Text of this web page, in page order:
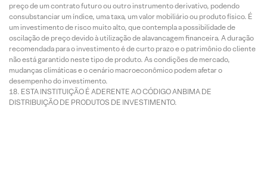
preço de um contrato futuro ou outro instrumento derivativo, podendo
consubstanciar um índice, uma taxa, um valor mobiliário ou produto físico. É
um investimento de risco muito alto, que contempla a possibilidade de
oscilação de preço devido à utilização de alavancagem financeira. A duração
recomendada para o investimento é de curto prazo e o patrimônio do cliente
não está garantido neste tipo de produto. As condições de mercado,
mudanças climáticas e o cenário macroeconômico podem afetar o
desempenho do investimento.
ESTA INSTITUIÇÃO É ADERENTE AO CÓDIGO ANBIMA DE
DISTRIBUIÇÃO DE PRODUTOS DE INVESTIMENTO.